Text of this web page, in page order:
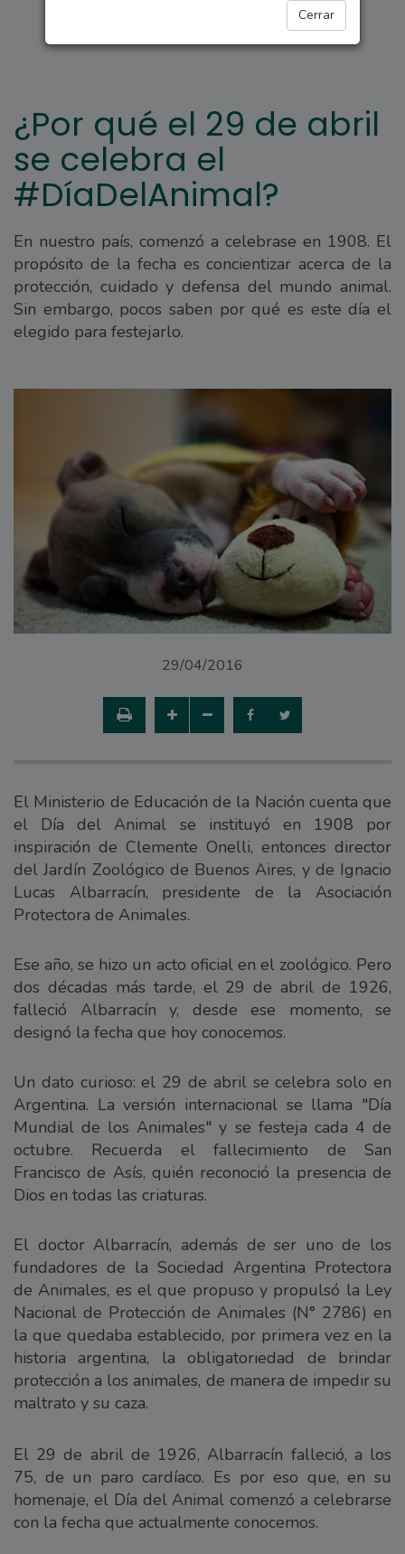
Cerrar
¿Por qué el 29 de abril
se celebra el
#DíaDelAnimal?
En nuestro país, comenzó a celebrase en 1908. El
propósito de la fecha es concientizar acerca de la
protección, cuidado y defensa del mundo animal.
Sin embargo, pocos saben por qué es este día el
elegido para festejarlo.
29/04/2016
El Ministerio de Educación de la Nación cuenta que
el Día del Animal se instituyó en 1908 por
inspiración de Clemente Onelli, entonces director
del Jardín Zoológico de Buenos Aires, y de Ignacio
Lucas Albarracín, presidente de la Asociación
Protectora de Animales.
Ese año, se hizo un acto oficial en el zoológico. Pero
dos décadas más tarde, el 29 de abril de 1926,
falleció Albarracín y, desde ese momento, se
designó la fecha que hoy conocemos.
Un dato curioso: el 29 de abril se celebra solo en
Argentina. La versión internacional se llama "Día
Mundial de los Animales" y se festeja cada 4 de
octubre. Recuerda el fallecimiento de San
Francisco de Asís, quién reconoció la presencia de
Dios en todas las criaturas.
El doctor Albarracín, además de ser uno de los
fundadores de la Sociedad Argentina Protectora
de Animales, es el que propuso y propulsó la Ley
Nacional de Protección de Animales (N° 2786) en
la que quedaba establecido, por primera vez en la
historia argentina, la obligatoriedad de brindar
protección a los animales, de manera de impedir su
maltrato y su caza.
El 29 de abril de 1926, Albarracín falleció, a los
75, de un paro cardíaco. Es por eso que, en su
homenaje, el Día del Animal comenzó a celebrarse
con la fecha que actualmente conocemos.